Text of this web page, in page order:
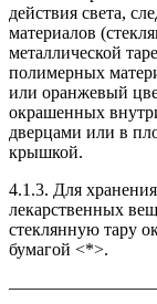
действия света,
материалов
металлической
полимерных
или оранжевый
окрашенных
дверцами или в
крышкой.
4.1.3. Для
лекарственных
стеклянную тару
бумагой <*>.